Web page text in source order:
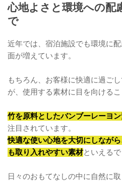
心地よさと環境への配
で
近年では、宿泊施設でも環境に
面が増えています。
もちろん、お客様に快適に過ご
が、使用する素材に目を向けるこ
竹を原料としたバンブーレーヨ
注目されています。
快適な使い心地を大切にしなが
も取り入れやすい素材といえるで
日々のおもてなしの中に自然に